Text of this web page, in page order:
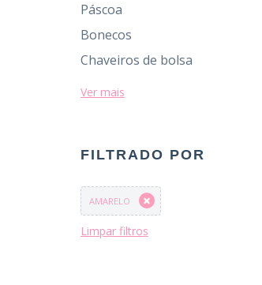
Páscoa
Bonecos
Chaveiros de bolsa
Ver mais
FILTRADO POR
AMARELO
Limpar filtros